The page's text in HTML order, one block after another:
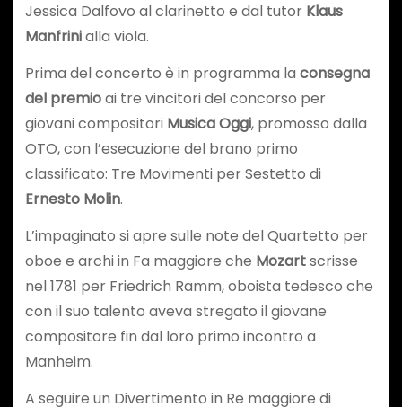
Jessica Dalfovo al clarinetto e dal tutor Klaus
Manfrinialla viola.
Prima del concerto è in programma la consegna
del premioai tre vincitori del concorso per
giovani compositori Musica Oggi, promosso dalla
OTO, con l’esecuzione del brano primo
classificato: Tre Movimenti per Sestetto di
Ernesto Molin.
L’impaginato si apre sulle note del Quartetto per
oboe e archi in Fa maggiore che Mozartscrisse
nel 1781 per Friedrich Ramm, oboista tedesco che
con il suo talento aveva stregato il giovane
compositore fin dal loro primo incontro a
Manheim.
A seguire un Divertimento in Re maggiore di